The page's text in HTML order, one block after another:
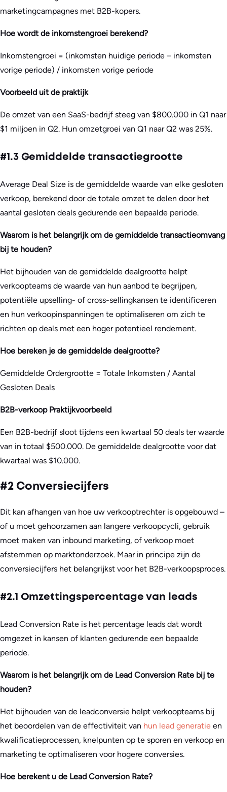
marketingcampagnes met B2B-kopers.
Hoe wordt de inkomstengroei berekend?
Inkomstengroei = (inkomsten huidige periode – inkomsten
vorige periode) / inkomsten vorige periode
Voorbeeld uit de praktijk
De omzet van een SaaS-bedrijf steeg van $800.000 in Q1 naar
$1 miljoen in Q2. Hun omzetgroei van Q1 naar Q2 was 25%.
#1.3 Gemiddelde transactiegrootte
Average Deal Size is de gemiddelde waarde van elke gesloten
verkoop, berekend door de totale omzet te delen door het
aantal gesloten deals gedurende een bepaalde periode.
Waarom is het belangrijk om de gemiddelde transactieomvang
bij te houden?
Het bijhouden van de gemiddelde dealgrootte helpt
verkoopteams de waarde van hun aanbod te begrijpen,
potentiële upselling- of cross-sellingkansen te identificeren
en hun verkoopinspanningen te optimaliseren om zich te
richten op deals met een hoger potentieel rendement.
Hoe bereken je de gemiddelde dealgrootte?
Gemiddelde Ordergrootte = Totale Inkomsten / Aantal
Gesloten Deals
B2B-verkoop Praktijkvoorbeeld
Een B2B-bedrijf sloot tijdens een kwartaal 50 deals ter waarde
van in totaal $500.000. De gemiddelde dealgrootte voor dat
kwartaal was $10.000.
#2 Conversiecijfers
Dit kan afhangen van hoe uw verkooptrechter is opgebouwd –
of u moet gehoorzamen aan langere verkoopcycli, gebruik
moet maken van inbound marketing, of verkoop moet
afstemmen op marktonderzoek. Maar in principe zijn de
conversiecijfers het belangrijkst voor het B2B-verkoopsproces.
#2.1 Omzettingspercentage van leads
Lead Conversion Rate is het percentage leads dat wordt
omgezet in kansen of klanten gedurende een bepaalde
periode.
Waarom is het belangrijk om de Lead Conversion Rate bij te
houden?
Het bijhouden van de leadconversie helpt verkoopteams bij
het beoordelen van de effectiviteit van hun lead generatie en
kwalificatieprocessen, knelpunten op te sporen en verkoop en
marketing te optimaliseren voor hogere conversies.
Hoe berekent u de Lead Conversion Rate?